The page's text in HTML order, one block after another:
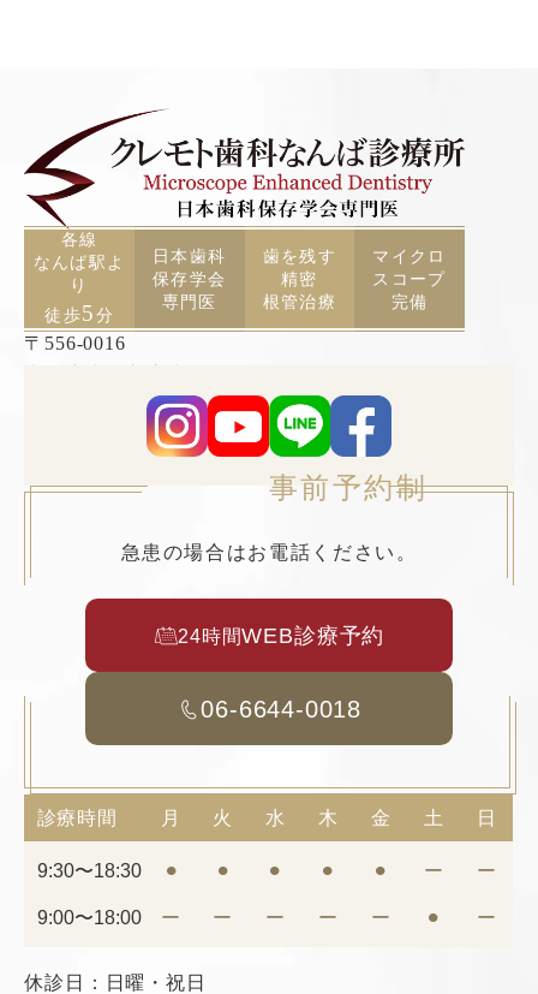
各線
なんば駅よ
り
徒歩5分
日本歯科
保存学会
専門医
歯を残す
精密
根管治療
マイクロ
スコープ
完備
〒556-0016
事前予約制
急患の場合はお電話ください。
24時間WEB診療予約
06-6644-0018
診療時間 月 火 水 木 金 土 日
9:30〜18:30 ⚫︎ ⚫︎ ⚫︎ ⚫︎ ⚫︎ ー ー
9:00〜18:00 ー ー ー ー ー ⚫︎ ー
休診日：日曜・祝日